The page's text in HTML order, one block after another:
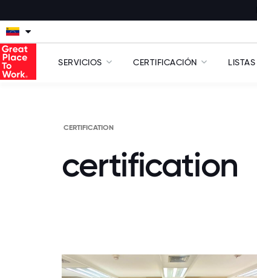
SERVICIOS CERTIFICACIÓN LISTAS
CERTIFICATION
certification